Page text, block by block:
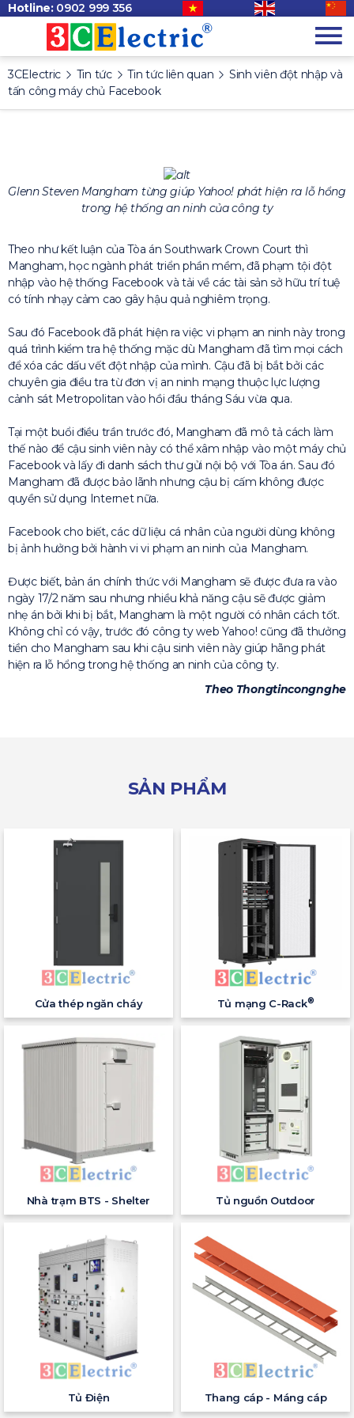
Hotline: 0902 999 356
3CElectric Tin tức Tin tức liên quan
Sinh viên đột nhập và
tấn công máy chủ Facebook
Glenn Steven Mangham từng giúp Yahoo! phát hiện ra lỗ hổng
trong hệ thống an ninh của công ty
Theo như kết luận của Tòa án Southwark Crown Court thì
Mangham, học ngành phát triển phần mềm, đã phạm tội đột
nhập vào hệ thống Facebook và tải về các tài sản sở hữu trí tuệ
có tính nhạy cảm cao gây hậu quả nghiêm trọng.
Sau đó Facebook đã phát hiện ra việc vi phạm an ninh này trong
quá trình kiểm tra hệ thống mặc dù Mangham đã tìm mọi cách
để xóa các dấu vết đột nhập của mình. Cậu đã bị bắt bởi các
chuyên gia điều tra từ đơn vị an ninh mạng thuộc lực lượng
cảnh sát Metropolitan vào hồi đầu tháng Sáu vừa qua.
Tại một buổi điều trần trước đó, Mangham đã mô tả cách làm
thế nào để cậu sinh viên này có thể xâm nhập vào một máy chủ
Facebook và lấy đi danh sách thư gửi nội bộ với Tòa án. Sau đó
Mangham đã được bảo lãnh nhưng cậu bị cấm không được
quyền sử dụng Internet nữa.
Facebook cho biết, các dữ liệu cá nhân của người dùng không
bị ảnh hưởng bởi hành vi vi phạm an ninh của Mangham.
Được biết, bản án chính thức với Mangham sẽ được đưa ra vào
ngày 17/2 năm sau nhưng nhiều khả năng cậu sẽ được giảm
nhẹ án bởi khi bị bắt, Mangham là một người có nhân cách tốt.
Không chỉ có vậy, trước đó công ty web Yahoo! cũng đã thưởng
tiền cho Mangham sau khi cậu sinh viên này giúp hãng phát
hiện ra lỗ hổng trong hệ thống an ninh của công ty.
Theo Thongtincongnghe
SẢN PHẨM
Cửa thép ngăn cháy Tủ mạng C-Rack®
Nhà trạm BTS - Shelter Tủ nguồn Outdoor
Tủ Điện Thang cáp - Máng cáp